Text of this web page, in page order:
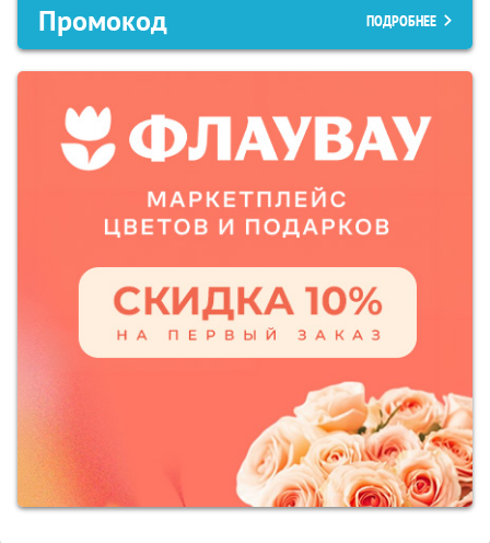
Промокод ПОДРОБНЕЕ